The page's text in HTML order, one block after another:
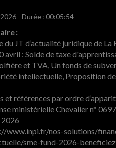
Durée : 00:05:54
:
du JT d’actualité juridique de La
avril : Solde de taxe
et TVA, Un fonds de
intellectuelle, Proposition
et références par ordre
ministérielle Chevalier n°
www.inpi.fr/nos-solutions/
sme-fund-2026-